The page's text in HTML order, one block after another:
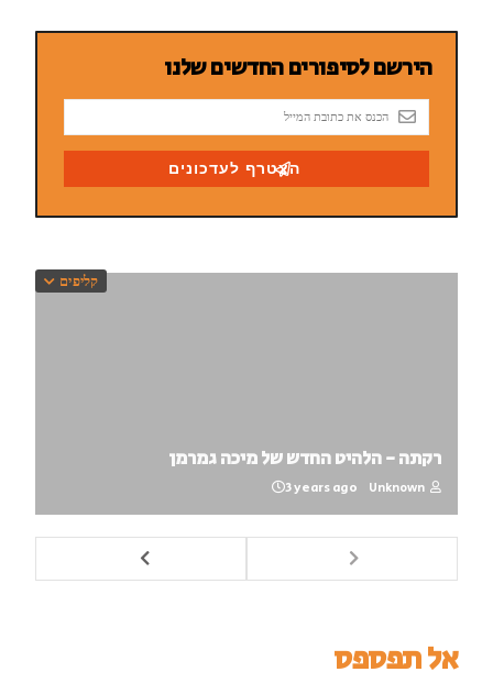
קליפים
רקתה - הלהיט החדש של מיכה גמרמן
Unknown
3 years ago
אל תפספס